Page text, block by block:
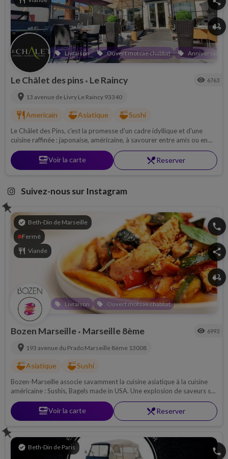
local_offer Livraison local_offer Ouvert motsae chabbat local_offer Anniversaire
delivery_dining
Le Châlet des pins • Le Raincy visibility 6763
location_on 13 avenue de Livry Le Raincy 93340
restaurant Americain ramen_diningAsiatique ramen_diningSushi
Le Châlet des Pins, c'est la promesse d'un cadre idyllique et d'une
cuisine raffinée : japonaise, américaine, à savourer entre amis ou en
famille. Un restaurant cacher à découvrir et vite !
set_mealVoir la carte restaurant_menuReserver
Suivez-nous sur Instagram
verified Beth-Din de Marseille
Fermé
restaurant Viande
local_offer Livraison local_offer Ouvert motsae chabbat
phone
share
delivery_dining
Bozen Marseille • Marseille 8ème visibility 6993
location_on 193 avenue du Prado Marseille 8ème 13008
ramen_diningAsiatique ramen_diningSushi
Bozen-Marseille associe savamment la cuisine asiatique à la cuisine
américaine : Sushis, Bagels made in USA. Une explosion de saveurs se
dégage de chaque plat, une parfaite symbiose entre le sucré et le salé.
set_mealVoir la carte restaurant_menuReserver
verified Beth-Din de Paris
phone